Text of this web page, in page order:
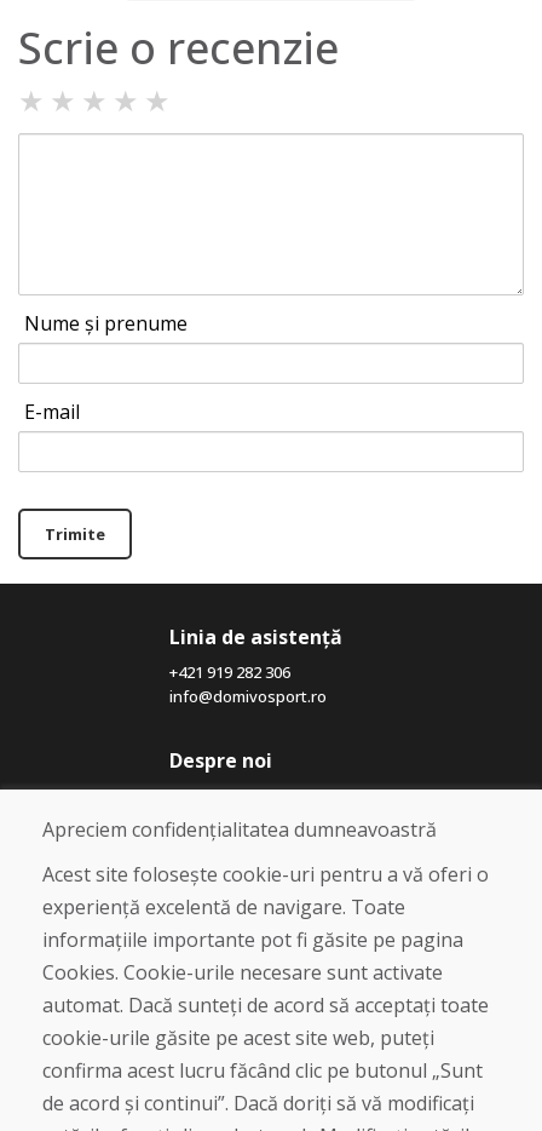
Scrie o recenzie
★ ★ ★ ★ ★
Nume și prenume
E-mail
Trimite
Linia de asistență
+421 919 282 306
info@domivosport.ro
Despre noi
Blog
Despre noi
Magazin
Contact
Cumpărare
Magazin online
Livrare și plată
Plângere
Retur și schimb de mărfuri
Protecția datelor cu caracter personal
Cookies
Apreciem confidențialitatea dumneavoastră
Acest site folosește cookie-uri pentru a vă oferi o
experiență excelentă de navigare. Toate
informațiile importante pot fi găsite pe pagina
Cookies. Cookie-urile necesare sunt activate
automat. Dacă sunteți de acord să acceptați toate
cookie-urile găsite pe acest site web, puteți
confirma acest lucru făcând clic pe butonul „Sunt
de acord și continui”. Dacă doriți să vă modificați